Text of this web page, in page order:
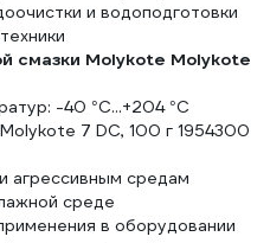
и водоподготовки
смазки Molykote Molykote
-40 °C...+204 °C
7 DC, 100 г 1954300
агрессивным средам
среде
в оборудовании